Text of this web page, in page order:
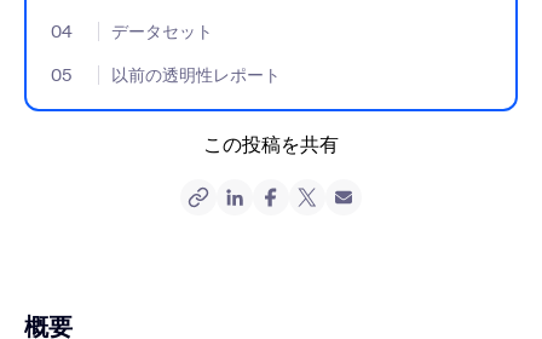
04
データセット
- Jumplink to データセット
05
以前の透明性レポート
- Jumplink to 以前の透明性レポート
この投稿を共有
概要